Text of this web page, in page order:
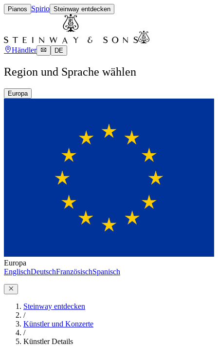
Pianos Spirio Steinway entdecken
Händler DE
Region und Sprache wählen
Europa
Europa
EnglischDeutschFranzösischSpanisch
Steinway entdecken
/
Künstler und Konzerte
/
Künstler Details